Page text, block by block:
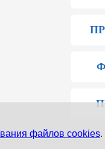
файлов cookies.